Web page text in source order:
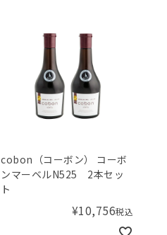
cobon（コーボン） コーボ
ンマーベルN525 2本セッ
ト
¥10,756税込